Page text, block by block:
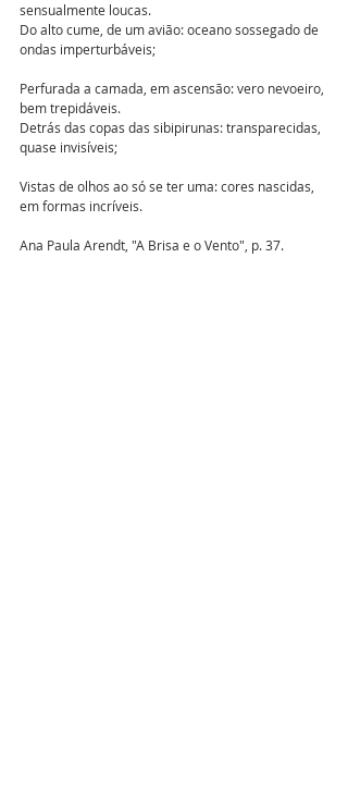
sensualmente loucas.
Do alto cume, de um avião: oceano sossegado de
ondas imperturbáveis;
Perfurada a camada, em ascensão: vero nevoeiro,
bem trepidáveis.
Detrás das copas das sibipirunas: transparecidas,
quase invisíveis;
Vistas de olhos ao só se ter uma: cores nascidas,
em formas incríveis.
Ana Paula Arendt, "A Brisa e o Vento", p. 37.